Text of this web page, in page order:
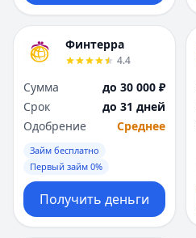
Финтерра
4.4
Сумма
до 30 000 ₽
Срок
до 31 дней
Одобрение
Среднее
Займ бесплатно
Первый займ 0%
Получить деньги